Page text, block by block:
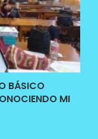
BÁSICO
MI